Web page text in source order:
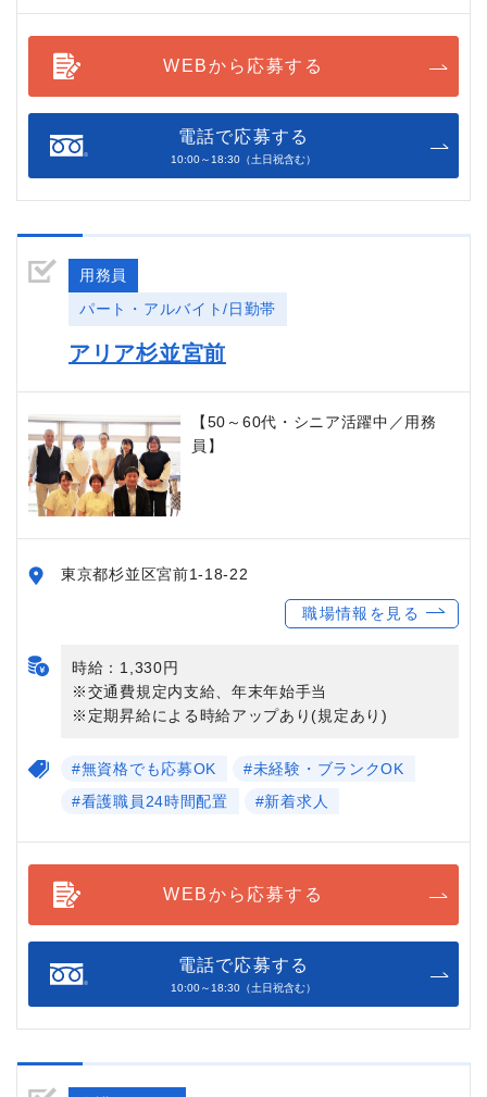
WEBから応募する
電話で応募する
10:00～18:30（土日祝含む）
用務員
パート・アルバイト/日勤帯
アリア杉並宮前
【50～60代・シニア活躍中／用務
員】
東京都杉並区宮前1-18-22
職場情報を見る
時給：1,330円
※交通費規定内支給、年末年始手当
※定期昇給による時給アップあり(規定あり)
#無資格でも応募OK
#未経験・ブランクOK
#看護職員24時間配置
#新着求人
WEBから応募する
電話で応募する
10:00～18:30（土日祝含む）